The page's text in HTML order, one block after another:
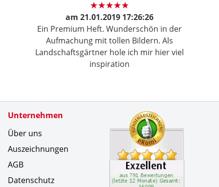
am 21.01.2019 17:26:26
Ein Premium Heft. Wunderschön in der
Aufmachung mit tollen Bildern. Als
Landschaftsgärtner hole ich mir hier viel
inspiration
Unternehmen
Über uns
Auszeichnungen
AGB
Datenschutz
Zertifikate